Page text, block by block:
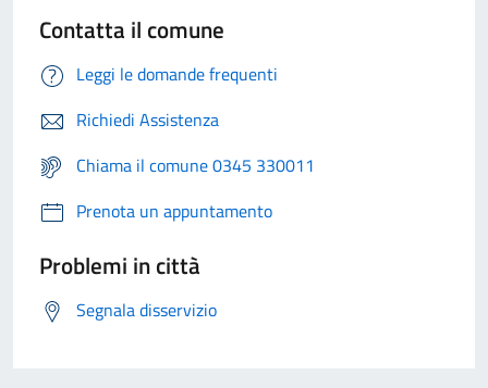
Contatta il comune
Leggi le domande frequenti
Richiedi Assistenza
Chiama il comune 0345 330011
Prenota un appuntamento
Problemi in città
Segnala disservizio